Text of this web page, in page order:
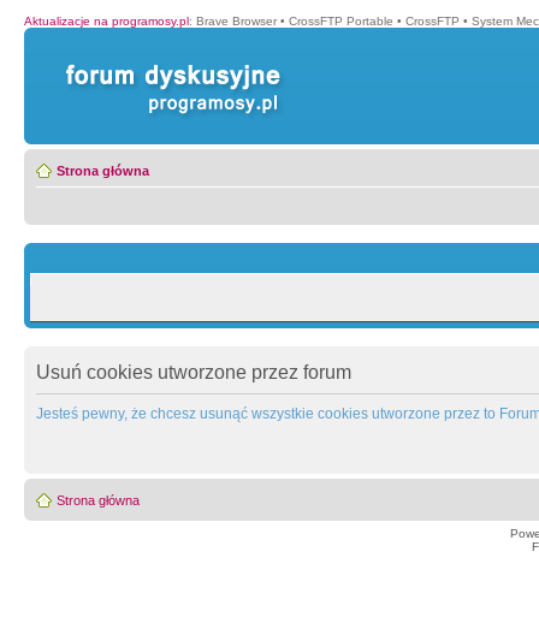
Aktualizacje na programosy.pl: Brave Browser • CrossFTP Portable • CrossFTP • System
Strona główna
Usuń cookies utworzone przez forum
Jesteś pewny, że chcesz usunąć wszystkie cookies utworzone przez to
Strona główna